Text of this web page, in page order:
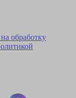
обработку